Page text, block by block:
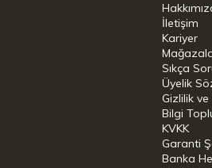
İletişim
Kariyer
Sıkça
Üyelik
Gizlilik ve
Bilgi
KVKK
Garanti
Banka